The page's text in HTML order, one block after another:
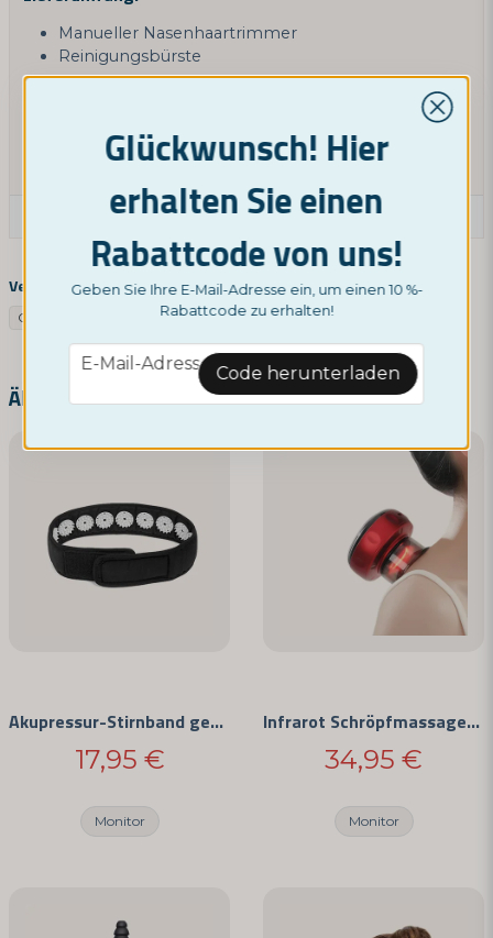
Ähnliche Produkte
Akupressur-Stirnband gegen Kopfschmerzen
17,95 €
Monitor
Infrarot Schröpfmassagegerät
34,95 €
Monitor
Manueller Nasenhaartrimmer
Reinigungsbürste
kostengünstige Lösung zur schmerzfreien Entfernung
von Nasen- und Ohrenhaaren – keine Batterien, kein
Schmerz, perfekte Ergebnisse!
Eine Produktfrage stellen
question
Ja, Sie können meine Frage veröffentlichen
Verwandte Kategorien
Google SV Google NO Sonstiges Google UK
Glückwunsch! Hier
erhalten Sie einen
Rabattcode von uns!
Geben Sie Ihre E-Mail-Adresse ein, um einen 10 %-
Rabattcode zu erhalten!
email
E-Mail-Adresse Code herunterladen